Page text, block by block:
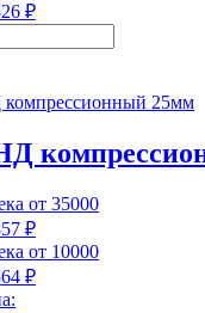
₽
от 35000
₽
от 10000
₽